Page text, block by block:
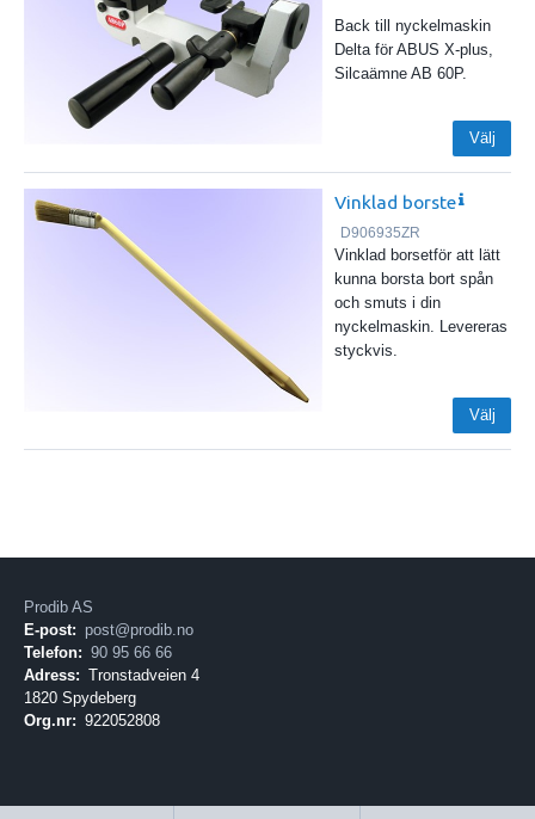
Back till nyckelmaskin
Delta för ABUS X-plus,
Silcaämne AB 60P.
Välj
Vinklad borste
D906935ZR
Vinklad borsetför att lätt
kunna borsta bort spån
och smuts i din
nyckelmaskin. Levereras
styckvis.
Välj
Prodib AS
E-post: post@prodib.no
Telefon: 90 95 66 66
Adress: Tronstadveien 4
1820 Spydeberg
Org.nr: 922052808